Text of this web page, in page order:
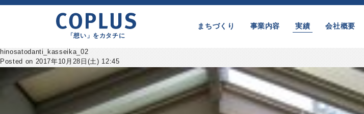
「想い」をカタチに
まちづくり 事業内容 実績 会社概要
hinosatodanti_kasseika_02
Posted on 2017年10月28日(土) 12:45